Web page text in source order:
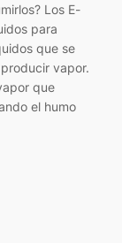
Los E-
para
que se
vapor.
que
el humo